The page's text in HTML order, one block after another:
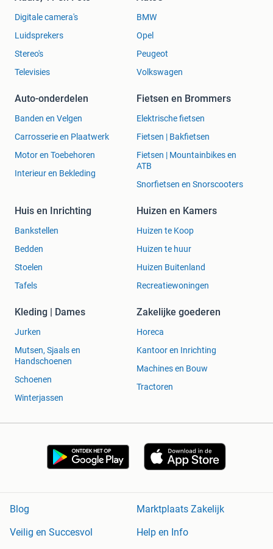
Digitale camera's
Luidsprekers
Stereo's
Televisies
BMW
Opel
Peugeot
Volkswagen
Auto-onderdelen
Banden en Velgen
Carrosserie en Plaatwerk
Motor en Toebehoren
Interieur en Bekleding
Fietsen en Brommers
Elektrische fietsen
Fietsen | Bakfietsen
Fietsen | Mountainbikes en
ATB
Snorfietsen en Snorscooters
Huis en Inrichting
Bankstellen
Bedden
Stoelen
Tafels
Huizen en Kamers
Huizen te Koop
Huizen te huur
Huizen Buitenland
Recreatiewoningen
Kleding | Dames
Jurken
Mutsen, Sjaals en
Handschoenen
Schoenen
Winterjassen
Zakelijke goederen
Horeca
Kantoor en Inrichting
Machines en Bouw
Tractoren
Blog
Marktplaats Zakelijk
Veilig en Succesvol
Help en Info